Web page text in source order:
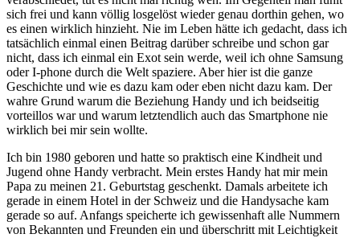
sich frei und kann völlig losgelöst wieder genau dorthin gehen, wo
es einen wirklich hinzieht. Nie im Leben hätte ich gedacht, dass ich
tatsächlich einmal einen Beitrag darüber schreibe und schon gar
nicht, dass ich einmal ein Exot sein werde, weil ich ohne Samsung
oder I-phone durch die Welt spaziere. Aber hier ist die ganze
Geschichte und wie es dazu kam oder eben nicht dazu kam. Der
wahre Grund warum die Beziehung Handy und ich beidseitig
vorteillos war und warum letztendlich auch das Smartphone nie
wirklich bei mir sein wollte.
Ich bin 1980 geboren und hatte so praktisch eine Kindheit und
Jugend ohne Handy verbracht. Mein erstes Handy hat mir mein
Papa zu meinen 21. Geburtstag geschenkt. Damals arbeitete ich
gerade in einem Hotel in der Schweiz und die Handysache kam
gerade so auf. Anfangs speicherte ich gewissenhaft alle Nummern
von Bekannten und Freunden ein und überschritt mit Leichtigkeit